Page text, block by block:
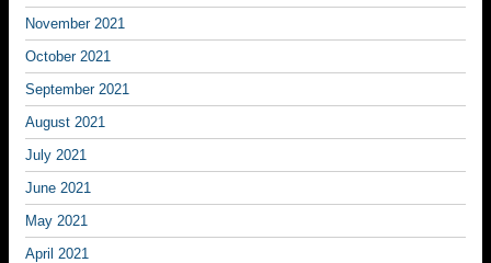
November 2021
October 2021
September 2021
August 2021
July 2021
June 2021
May 2021
April 2021